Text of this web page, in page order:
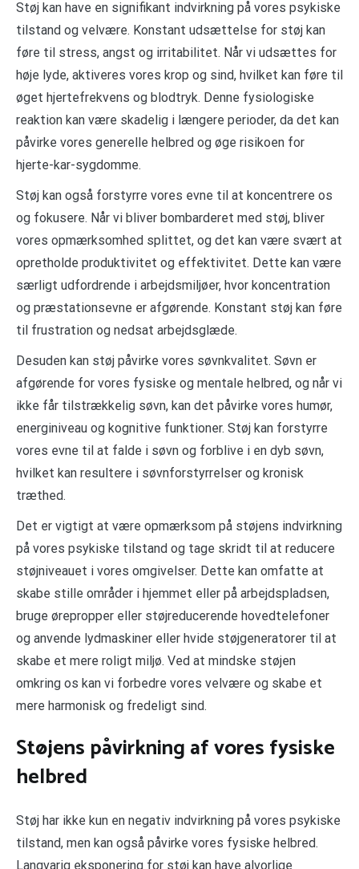
Støj kan have en signifikant indvirkning på vores psykiske
tilstand og velvære. Konstant udsættelse for støj kan
føre til stress, angst og irritabilitet. Når vi udsættes for
høje lyde, aktiveres vores krop og sind, hvilket kan føre til
øget hjertefrekvens og blodtryk. Denne fysiologiske
reaktion kan være skadelig i længere perioder, da det kan
påvirke vores generelle helbred og øge risikoen for
hjerte-kar-sygdomme.
Støj kan også forstyrre vores evne til at koncentrere os
og fokusere. Når vi bliver bombarderet med støj, bliver
vores opmærksomhed splittet, og det kan være svært at
opretholde produktivitet og effektivitet. Dette kan være
særligt udfordrende i arbejdsmiljøer, hvor koncentration
og præstationsevne er afgørende. Konstant støj kan føre
til frustration og nedsat arbejdsglæde.
Desuden kan støj påvirke vores søvnkvalitet. Søvn er
afgørende for vores fysiske og mentale helbred, og når vi
ikke får tilstrækkelig søvn, kan det påvirke vores humør,
energiniveau og kognitive funktioner. Støj kan forstyrre
vores evne til at falde i søvn og forblive i en dyb søvn,
hvilket kan resultere i søvnforstyrrelser og kronisk
træthed.
Det er vigtigt at være opmærksom på støjens indvirkning
på vores psykiske tilstand og tage skridt til at reducere
støjniveauet i vores omgivelser. Dette kan omfatte at
skabe stille områder i hjemmet eller på arbejdspladsen,
bruge ørepropper eller støjreducerende hovedtelefoner
og anvende lydmaskiner eller hvide støjgeneratorer til at
skabe et mere roligt miljø. Ved at mindske støjen
omkring os kan vi forbedre vores velvære og skabe et
mere harmonisk og fredeligt sind.
Støjens påvirkning af vores fysiske
helbred
Støj har ikke kun en negativ indvirkning på vores psykiske
tilstand, men kan også påvirke vores fysiske helbred.
Langvarig eksponering for støj kan have alvorlige